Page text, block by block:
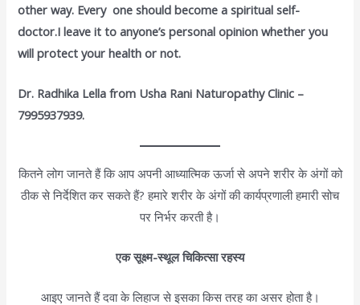
other way. Every one should become a spiritual self-
doctor.I leave it to anyone’s personal opinion whether you
will protect your health or not.
Dr. Radhika Lella from Usha Rani Naturopathy Clinic –
7995937939.
कितने लोग जानते हैं कि आप अपनी आध्यात्मिक ऊर्जा से अपने शरीर के अंगों को
ठीक से निर्देशित कर सकते हैं? हमारे शरीर के अंगों की कार्यप्रणाली हमारी सोच
पर निर्भर करती है।
एक सूक्ष्म-स्थूल चिकित्सा रहस्य
आइए जानते हैं दवा के लिहाज से इसका किस तरह का असर होता है।